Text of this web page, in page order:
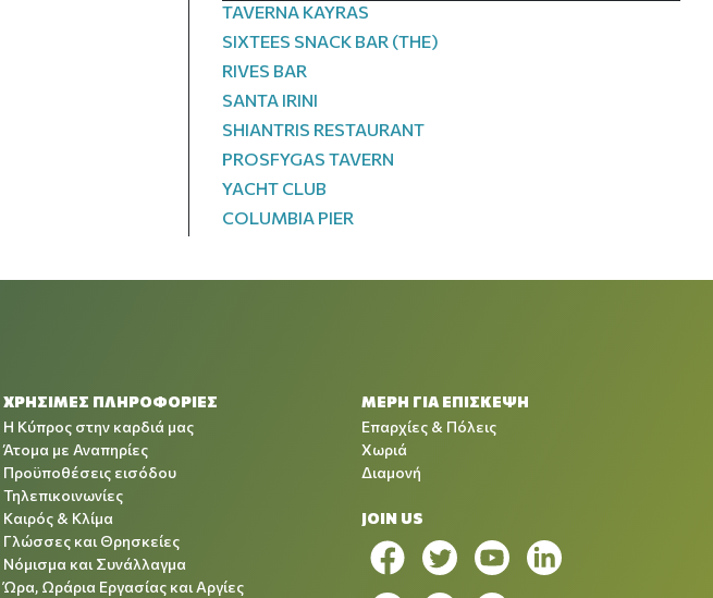
TAVERNA KAYRAS
SIXTEES SNACK BAR (THE)
RIVES BAR
SANTA IRINI
SHIANTRIS RESTAURANT
PROSFYGAS TAVERN
YACHT CLUB
COLUMBIA PIER
ΧΡΉΣΙΜΕΣ ΠΛΗΡΟΦΟΡΊΕΣ
Η Κύπρος στην καρδιά μας
Άτομα με Αναπηρίες
Προϋποθέσεις εισόδου
Τηλεπικοινωνίες
Καιρός & Κλίμα
Γλώσσες και Θρησκείες
Νόμισμα και Συνάλλαγμα
Ώρα, Ωράρια Εργασίας και Αργίες
ΜΕΡΗ ΓΙΑ ΕΠΙΣΚΕΨΗ
Επαρχίες & Πόλεις
Χωριά
Διαμονή
JOIN US